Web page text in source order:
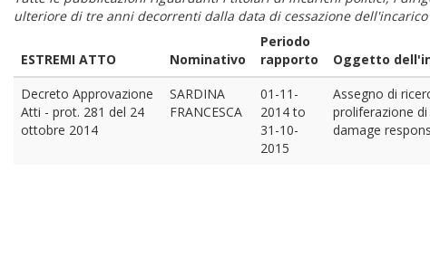
ulteriore di tre anni decorrenti dalla data di cessazione
ESTREMI ATTO Nominativo
Periodo
rapporto
Oggetto
Decreto Approvazione
Atti - prot. 281 del 24
ottobre 2014
SARDINA
FRANCESCA
01-11-
2014to
31-10-
2015
Assegno di
proliferazione di
damage